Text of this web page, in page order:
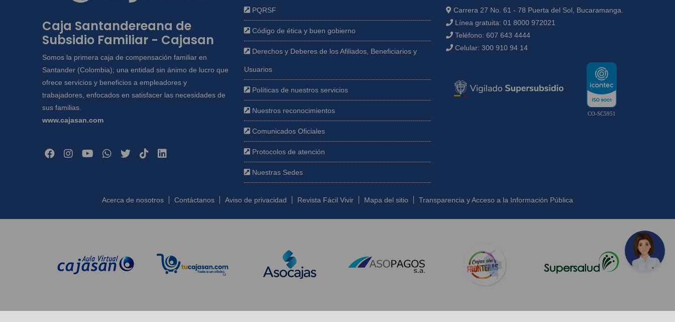
Caja Santandereana de
Subsidio Familiar - Cajasan
Somos la primera caja de compensación familiar en
Santander (Colombia); una entidad sin ánimo de lucro que
ofrece servicios y beneficios a empleadores y
trabajadores, enfocados en satisfacer las necesidades de
sus familias.
www.cajasan.com
PQRSF
Código de ética y buen gobierno
Derechos y Deberes de los Afiliados, Beneficiarios y
Usuarios
Políticas de nuestros servicios
Nuestros reconocimientos
Comunicados Oficiales
Protocolos de atención
Nuestras Sedes
Carrera 27 No. 61 - 78 Puerta del Sol, Bucaramanga.
Línea gratuita: 01 8000 972021
Teléfono: 607 643 4444
Celular: 300 910 94 14
CO-SC5951
Acerca de nosotros Contáctanos Aviso de privacidad Revista Fácil Vivir Mapa del sitio Transparencia y Acceso a la Información Pública